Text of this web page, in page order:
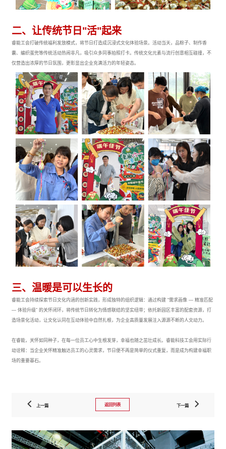
二、让传统节日"活"起来
睿能工会打破传统福利发放模式，将节日打造成沉浸式文化体验场景。活动当天，品粽子、制作香
囊、编织蛋兜等传统活动热闹非凡，吸引众多同事拍照打卡。传统文化元素与流行创意相互碰撞，不
仅营造出浓厚的节日氛围，更彰显出企业充满活力的年轻姿态。
三、温暖是可以生长的
睿能工会持续探索节日文化内涵的创新实践，形成独特的组织逻辑：通过构建 “需求画像 — 精准匹配
— 体验升级” 的关怀闭环，将传统节日转化为情感联结的坚实纽带；依托新园区丰富的配套资源，打
造场景化活动，让文化认同在互动体验中自然扎根，为企业高质量发展注入源源不断的人文动力。
在睿能，关怀如同种子，在每一位员工心中生根发芽，幸福也随之茁壮成长。睿能科技工会用实际行
动诠释：当企业关怀精准触达员工的心灵需求，节日便不再是简单的仪式重复，而是成为构建幸福职
场的重要基石。
上一篇 返回列表 下一篇